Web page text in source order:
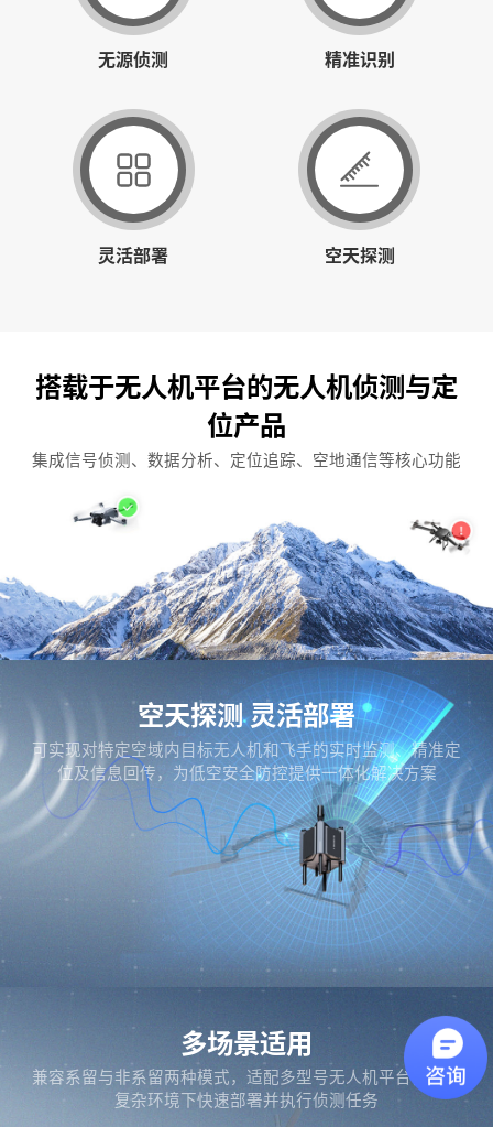
无源侦测 精准识别
灵活部署 空天探测
搭载于无人机平台的无人机侦测与定
位产品
集成信号侦测、数据分析、定位追踪、空地通信等核心功能
空天探测 灵活部署
可实现对特定空域内目标无人机和飞手的实时监测、精准定
位及信息回传，为低空安全防控提供一体化解决方案
多场景适用
兼容系留与非系留两种模式，适配多型号无人机平台，能在
复杂环境下快速部署并执行侦测任务